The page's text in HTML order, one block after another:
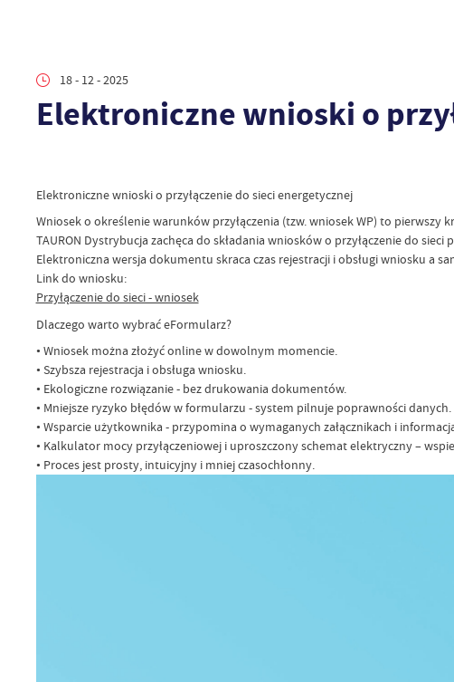
18 - 12 - 2025
Elektroniczne wnioski o
Elektroniczne wnioski o przyłączenie do sieci energetycznej
Wniosek o określenie warunków przyłączenia (tzw. wniosek WP) to pierwszy
TAURON Dystrybucja zachęca do składania wniosków o przyłączenie do
Elektroniczna wersja dokumentu skraca czas rejestracji i obsługi wniosku a
Link do wniosku:
Przyłączenie do sieci - wniosek
Dlaczego warto wybrać eFormularz?
• Wniosek można złożyć online w dowolnym momencie.
• Szybsza rejestracja i obsługa wniosku.
• Ekologiczne rozwiązanie - bez drukowania dokumentów.
• Mniejsze ryzyko błędów w formularzu - system pilnuje poprawności danych.
• Wsparcie użytkownika - przypomina o wymaganych załącznikach i
• Kalkulator mocy przyłączeniowej i uproszczony schemat elektryczny –
• Proces jest prosty, intuicyjny i mniej czasochłonny.